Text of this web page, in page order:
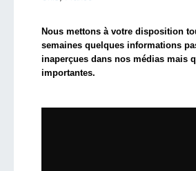
Nous mettons à votre disposition
semaines quelques informations
inaperçues dans nos médias mais
importantes.